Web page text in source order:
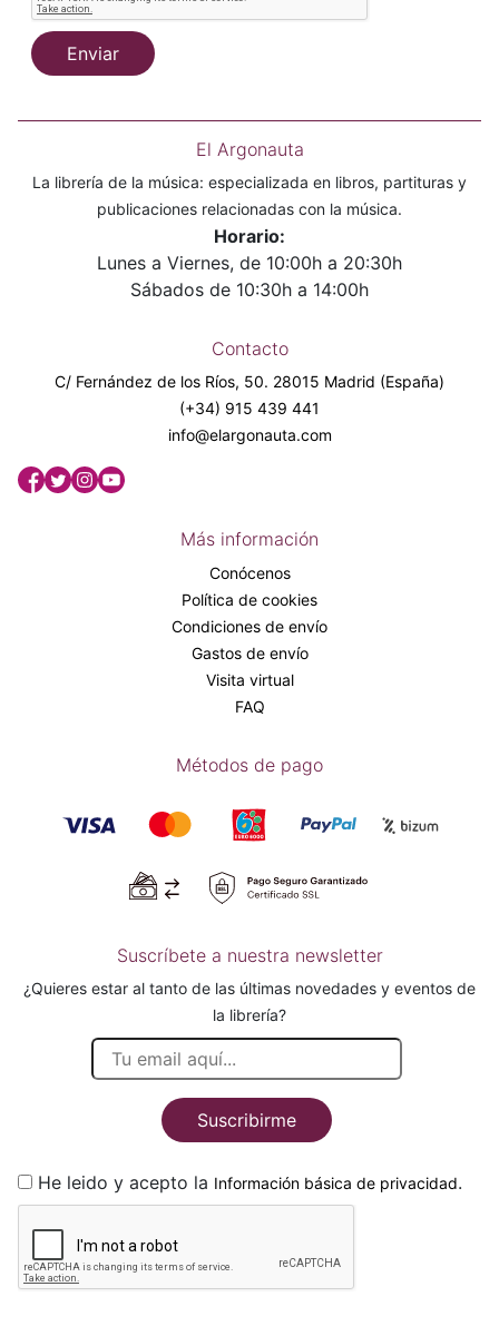
Enviar
El Argonauta
La librería de la música: especializada en libros, partituras y
publicaciones relacionadas con la música.
Horario:
Lunes a Viernes, de 10:00h a 20:30h
Sábados de 10:30h a 14:00h
Contacto
C/ Fernández de los Ríos, 50. 28015 Madrid (España)
(+34) 915 439 441
info@elargonauta.com
Más información
Conócenos
Política de cookies
Condiciones de envío
Gastos de envío
Visita virtual
FAQ
Métodos de pago
Suscríbete a nuestra newsletter
¿Quieres estar al tanto de las últimas novedades y eventos de
la librería?
Suscribirme
He leido y acepto la Información básica de privacidad.